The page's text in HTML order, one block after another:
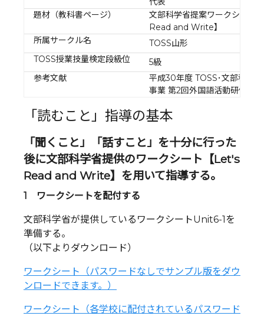
題材（教科書ページ）
文部科学省提案ワークシート
Read and Write】
所属サークル名
TOSS山形
TOSS授業技量検定段級位
5級
参考文献
平成30年度 TOSS･文部科学
事業 第2回外国語活動研修会
「読むこと」指導の基本
「聞くこと」「話すこと」を十分に行った
後に文部科学省提供のワークシート【Let's
Read and Write】を用いて指導する。
1 ワークシートを配付する
文部科学省が提供しているワークシートUnit6-1を
準備する。
（以下よりダウンロード）
ワークシート（パスワードなしでサンプル版をダウ
ンロードできます。）
ワークシート（各学校に配付されているパスワード